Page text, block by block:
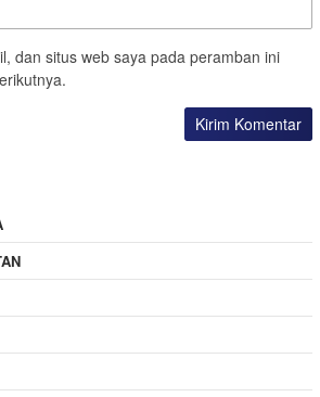
dan situs web saya pada peramban ini